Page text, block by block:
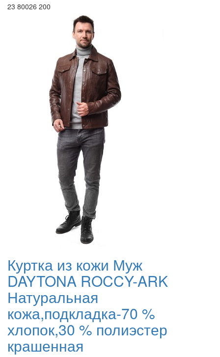
23 80026 200
Куртка из кожи Муж
DAYTONA ROCCY-ARK
Натуральная
кожа,подкладка-70 %
хлопок,30 % полиэстер
крашенная